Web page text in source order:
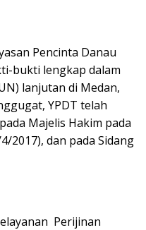
Pencinta Danau
bukti lengkap dalam
lanjutan di Medan,
YPDT telah
Majelis Hakim pada
2017), dan pada Sidang
Perijinan